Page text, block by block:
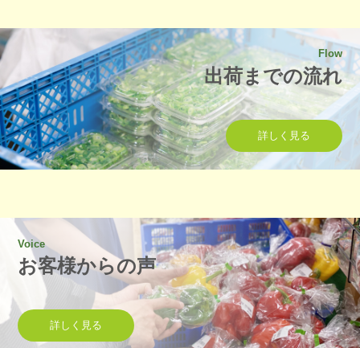
Flow
出荷までの流れ
詳しく見る
Voice
お客様からの声
詳しく見る